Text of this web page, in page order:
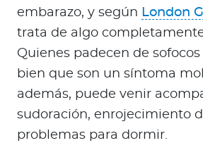
Ingresar a Mi Bupa
embarazo, y según London
trata de algo
Quienes padecen de
bien que son un síntoma
además, puede venir
sudoración, enrojecimiento
problemas para dormir.